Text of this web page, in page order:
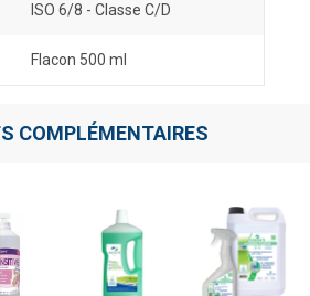
ISO 6/8 - Classe C/D
Flacon 500 ml
COMPLÉMENTAIRES